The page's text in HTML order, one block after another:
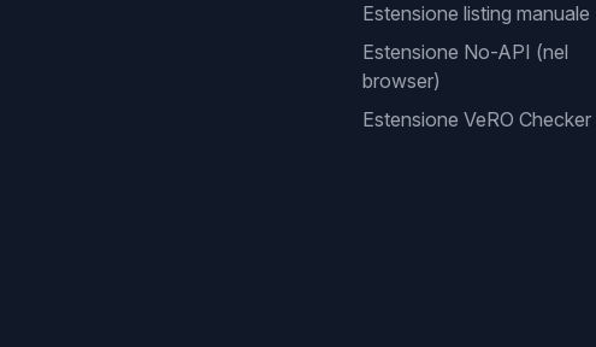
Estensione listing manuale
Estensione No-API (nel
browser)
Estensione VeRO Checker